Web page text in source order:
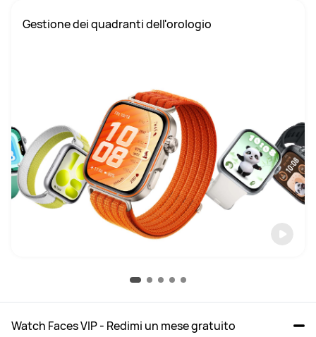
Watch Faces VIP - Redimi un mese gratuito